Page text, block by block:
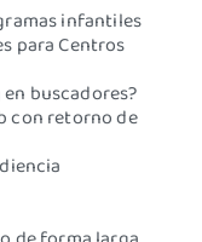
infantiles
para Centros
buscadores?
con retorno de